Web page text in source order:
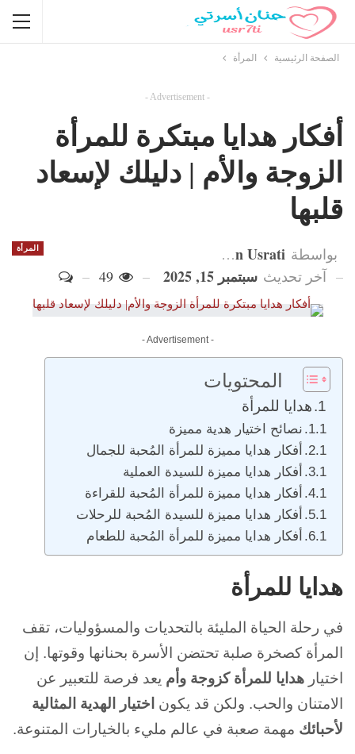
الصفحة الرئيسية المرأة
- Advertisement -
أفكار هدايا مبتكرة للمرأة
الزوجة والأم | دليلك لإسعاد
قلبها
المرأة بواسطة Hanan Usrati
آخر تحديث سبتمبر 15, 2025
- Advertisement -
المحتويات
هدايا للمرأة
نصائح اختيار هدية مميزة
أفكار هدايا مميزة للمرأة المُحبة للجمال
أفكار هدايا مميزة للسيدة العملية
أفكار هدايا مميزة للمرأة المُحبة للقراءة
أفكار هدايا مميزة للسيدة المُحبة للرحلات
أفكار هدايا مميزة للمرأة المُحبة للطعام
هدايا للمرأة
في رحلة الحياة المليئة بالتحديات والمسؤوليات، تقف
المرأة كصخرة صلبة تحتضن الأسرة بحنانها وقوتها. إن
اختيار هدايا للمرأة كزوجة وأم يعد فرصة للتعبير عن
الامتنان والحب. ولكن قد يكون اختيار الهدية المثالية
لأحبائك مهمة صعبة في عالم مليء بالخيارات المتنوعة.